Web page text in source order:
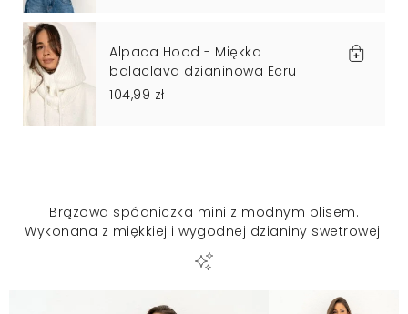
Alpaca Hood - Miękka
balaclava dzianinowa Ecru
104,99 zł
Brązowa spódniczka mini z modnym plisem.
Wykonana z miękkiej i wygodnej dzianiny swetrowej.